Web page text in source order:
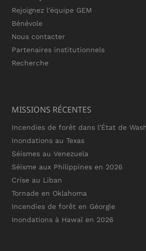
Rejoignez l'équipe GEM
Bénévole
Nous contacter
Partenaires institutionnels
Recherche
MISSIONS RÉCENTES
Incendies de forêt dans l'État de
Inondations au Texas
Séismes au Venezuela
Séisme aux Philippines en 2026
Crise au Liban
Tornade en Oklahoma
Incendies de forêt en Géorgie
Inondations à Hawaï en 2026